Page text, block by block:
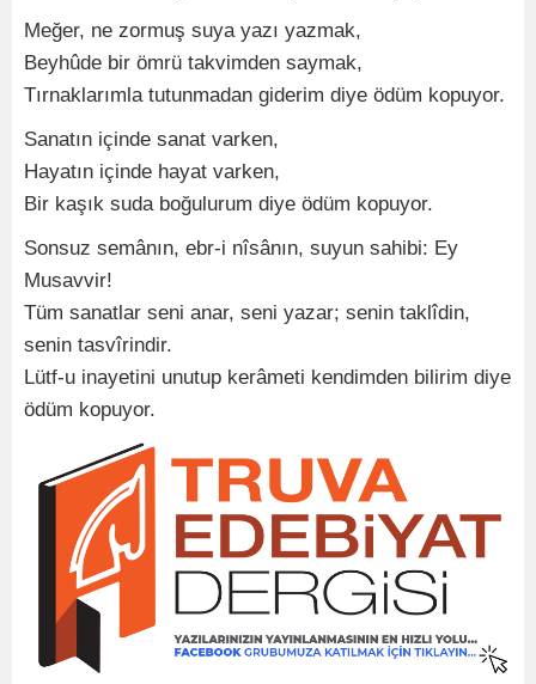
Meğer, ne zormuş suya yazı yazmak,
Beyhûde bir ömrü takvimden saymak,
Tırnaklarımla tutunmadan giderim diye ödüm kopuyor.
Sanatın içinde sanat varken,
Hayatın içinde hayat varken,
Bir kaşık suda boğulurum diye ödüm kopuyor.
Sonsuz semânın, ebr-i nîsânın, suyun sahibi: Ey
Musavvir!
Tüm sanatlar seni anar, seni yazar; senin taklîdin,
senin tasvîrindir.
Lütf-u inayetini unutup kerâmeti kendimden bilirim diye
ödüm kopuyor.